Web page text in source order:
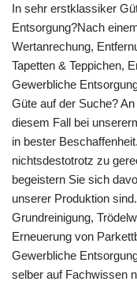
In sehr erstklassiker
Entsorgung?Nach
Wertanrechung,
Tapetten & Teppichen,
Gewerbliche
Güte auf der Suche?
diesem Fall bei
in bester
nichtsdestotrotz zu
begeistern Sie sich
unserer Produktion
Grundreinigung,
Erneuerung von
Gewerbliche
selber auf Fachwissen